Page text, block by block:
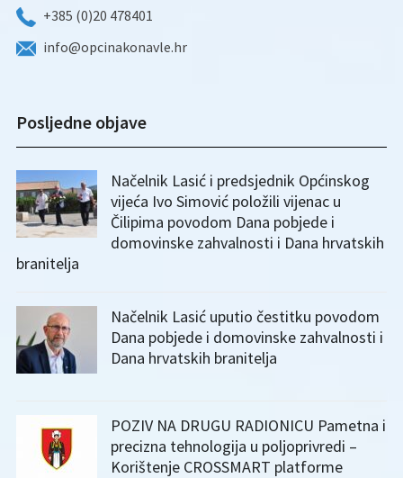
+385 (0)20 478401
info@opcinakonavle.hr
Posljedne objave
Načelnik Lasić i predsjednik Općinskog
vijeća Ivo Simović položili vijenac u
Čilipima povodom Dana pobjede i
domovinske zahvalnosti i Dana hrvatskih
branitelja
Načelnik Lasić uputio čestitku povodom
Dana pobjede i domovinske zahvalnosti i
Dana hrvatskih branitelja
POZIV NA DRUGU RADIONICU Pametna i
precizna tehnologija u poljoprivredi –
Korištenje CROSSMART platforme